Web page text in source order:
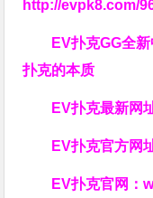
http://evpk8.com/
EV扑克GG全
扑克的本质
EV扑克最新网
EV扑克官方网
EV扑克官网：